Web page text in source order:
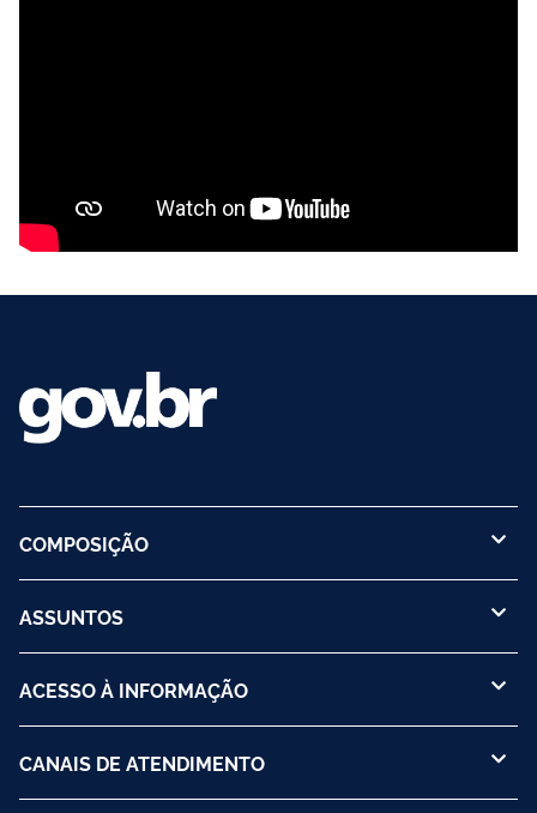
COMPOSIÇÃO
ASSUNTOS
ACESSO À INFORMAÇÃO
CANAIS DE ATENDIMENTO